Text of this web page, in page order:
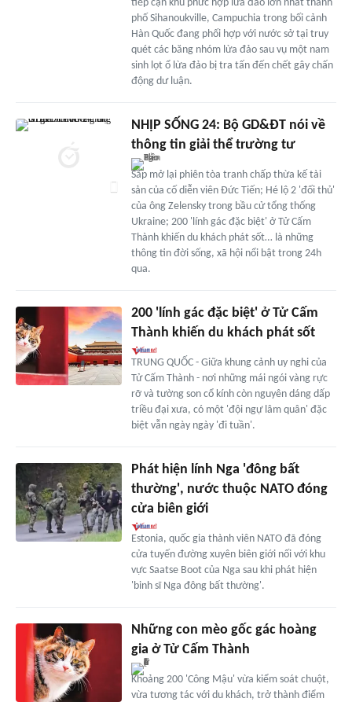
tiếp cận khu phức hợp lừa đảo lớn nhất thành
phố Sihanoukville, Campuchia trong bối cảnh
Hàn Quốc đang phối hợp với nước sở tại truy
quét các băng nhóm lừa đảo sau vụ một nam
sinh lọt ổ lừa đảo bị tra tấn đến chết gây chấn
động dư luận.
NHỊP SỐNG 24: Bộ GD&ĐT nói về
thông tin giải thể trường tư
Sắp mở lại phiên tòa tranh chấp thừa kế tài
sản của cố diễn viên Đức Tiến; Hé lộ 2 'đối thủ'
của ông Zelensky trong bầu cử tổng thống
Ukraine; 200 'lính gác đặc biệt' ở Tử Cấm
Thành khiến du khách phát sốt… là những
thông tin đời sống, xã hội nổi bật trong 24h
qua.
200 'lính gác đặc biệt' ở Tử Cấm
Thành khiến du khách phát sốt
TRUNG QUỐC - Giữa khung cảnh uy nghi của
Tử Cấm Thành - nơi những mái ngói vàng rực
rỡ và tường son cổ kính còn nguyên dáng dấp
triều đại xưa, có một 'đội ngự lâm quân' đặc
biệt vẫn ngày ngày 'đi tuần'.
Phát hiện lính Nga 'đông bất
thường', nước thuộc NATO đóng
cửa biên giới
Estonia, quốc gia thành viên NATO đã đóng
cửa tuyến đường xuyên biên giới nối với khu
vực Saatse Boot của Nga sau khi phát hiện
'binh sĩ Nga đông bất thường'.
Những con mèo gốc gác hoàng
gia ở Tử Cấm Thành
Khoảng 200 'Công Mậu' vừa kiểm soát chuột,
vừa tương tác với du khách, trở thành điểm